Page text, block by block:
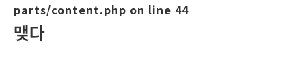
parts/content.php on line 44
맺다